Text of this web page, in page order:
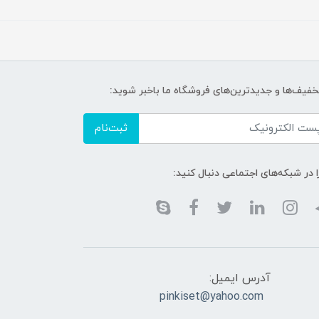
و جدیدترین‌های فروشگاه ما باخبر شوید:
ثبت‌نام
در شبکه‌های اجتماعی دنبال کنید:
آدرس ایمیل:
pinkiset@yahoo.com